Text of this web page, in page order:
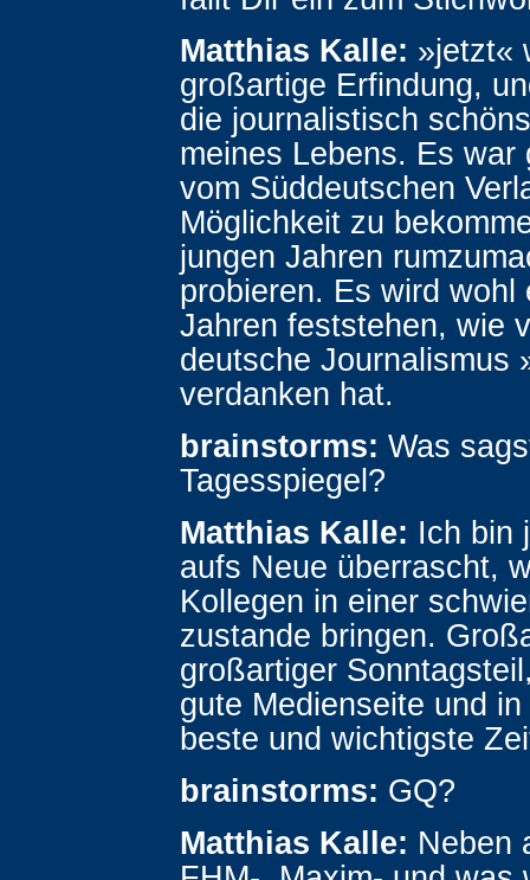
Matthias Kalle: »jetzt«
großartige Erfindung,
die journalistisch
meines Lebens. Es war
vom Süddeutschen
Möglichkeit zu
jungen Jahren
probieren. Es wird wohl
Jahren feststehen, wie
deutsche Journalismus
verdanken hat.
brainstorms: Was
Tagesspiegel?
Matthias Kalle: Ich bin
aufs Neue überrascht,
Kollegen in einer
zustande bringen.
großartiger
gute Medienseite und
beste und wichtigste
brainstorms: GQ?
Matthias Kalle: Neben